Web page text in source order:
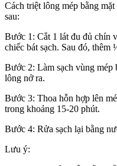
Cách triệt lông mép bằng
sau:
Bước 1: Cắt 1 lát đu đủ chín
chiếc bát sạch. Sau đó, thêm
Bước 2: Làm sạch vùng mép
lông nở ra.
Bước 3: Thoa hỗn hợp lên
trong khoảng 15-20 phút.
Bước 4: Rửa sạch lại bằng
Lưu ý: